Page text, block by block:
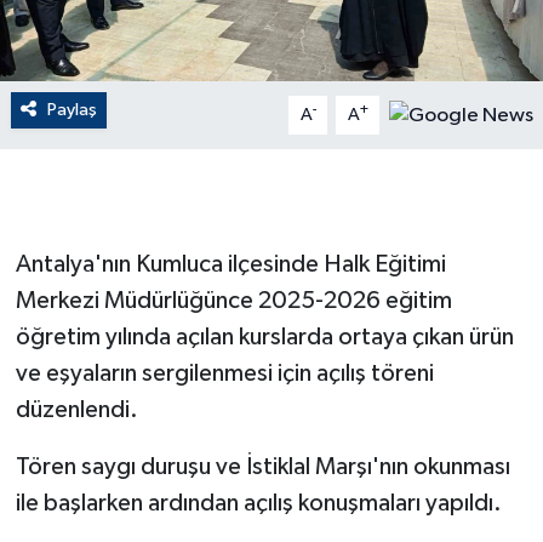
Paylaş A- A+
Antalya'nın Kumluca ilçesinde Halk Eğitimi
Merkezi Müdürlüğünce 2025-2026 eğitim
öğretim yılında açılan kurslarda ortaya çıkan ürün
ve eşyaların sergilenmesi için açılış töreni
düzenlendi.
Tören saygı duruşu ve İstiklal Marşı'nın okunması
ile başlarken ardından açılış konuşmaları yapıldı.
English News
Finans
GENEL
GÜNDEM
HABERDE İNSAN
İNSAN